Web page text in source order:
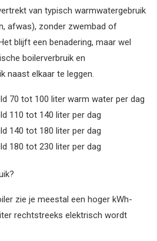
van typisch warmwatergebruik
afwas), zonder zwembad of
blijft een benadering, maar wel
boilerverbruik en
naast elkaar te leggen.
70 tot 100 liter warm water per dag
110 tot 140 liter per dag
140 tot 180 liter per dag
180 tot 230 liter per dag
zie je meestal een hoger kWh-
rechtstreeks elektrisch wordt